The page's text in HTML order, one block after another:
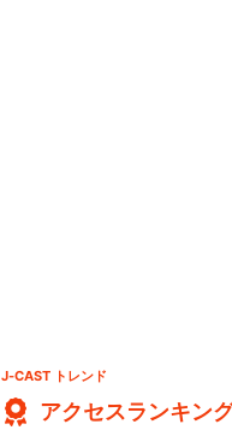
J-CAST トレンド
アクセスランキン